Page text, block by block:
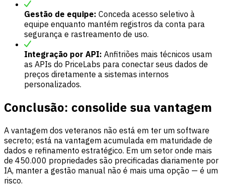
Gestão de equipe: Conceda acesso seletivo à
equipe enquanto mantém registros da conta para
segurança e rastreamento de uso.
Integração por API: Anfitriões mais técnicos usam
as APIs do PriceLabs para conectar seus dados de
preços diretamente a sistemas internos
personalizados.
Conclusão: consolide sua vantagem
A vantagem dos veteranos não está em ter um software
secreto; está na vantagem acumulada em maturidade de
dados e refinamento estratégico. Em um setor onde mais
de 450.000 propriedades são precificadas diariamente por
IA, manter a gestão manual não é mais uma opção — é um
risco.